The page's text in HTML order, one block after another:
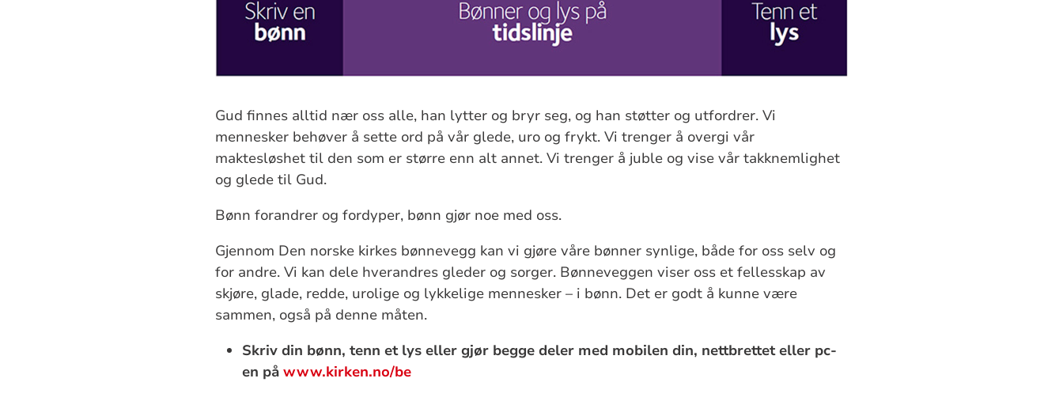
Gud finnes alltid nær oss alle, han lytter og bryr seg, og han støtter og utfordrer. Vi
mennesker behøver å sette ord på vår glede, uro og frykt. Vi trenger å overgi vår
maktesløshet til den som er større enn alt annet. Vi trenger å juble og vise vår takknemlighet
og glede til Gud.
Bønn forandrer og fordyper, bønn gjør noe med oss.
Gjennom Den norske kirkes bønnevegg kan vi gjøre våre bønner synlige, både for oss selv og
for andre. Vi kan dele hverandres gleder og sorger. Bønneveggen viser oss et fellesskap av
skjøre, glade, redde, urolige og lykkelige mennesker – i bønn. Det er godt å kunne være
sammen, også på denne måten.
Skriv din bønn, tenn et lys eller gjør begge deler med mobilen din, nettbrettet eller pc-
en på www.kirken.no/be